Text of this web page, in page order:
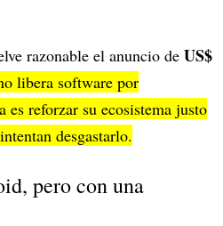
razonable el anuncio de US$
libera software por
es reforzar su ecosistema justo
desgastarlo.
pero con una